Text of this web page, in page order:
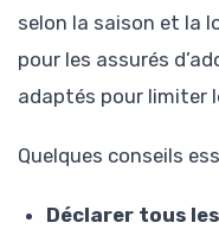
selon la saison et la
pour les assurés
adaptés pour limiter
Quelques conseils
Déclarer tous